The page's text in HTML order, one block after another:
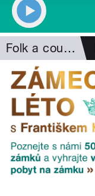
Folk a country